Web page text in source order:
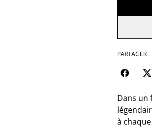
PARTAGER
Dans un
à